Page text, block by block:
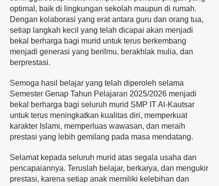
optimal, baik di lingkungan sekolah maupun di rumah.
Dengan kolaborasi yang erat antara guru dan orang tua,
setiap langkah kecil yang telah dicapai akan menjadi
bekal berharga bagi murid untuk terus berkembang
menjadi generasi yang berilmu, berakhlak mulia, dan
berprestasi.
Semoga hasil belajar yang telah diperoleh selama
Semester Genap Tahun Pelajaran 2025/2026 menjadi
bekal berharga bagi seluruh murid SMP IT Al-Kautsar
untuk terus meningkatkan kualitas diri, memperkuat
karakter Islami, memperluas wawasan, dan meraih
prestasi yang lebih gemilang pada masa mendatang.
Selamat kepada seluruh murid atas segala usaha dan
pencapaiannya. Teruslah belajar, berkarya, dan mengukir
prestasi, karena setiap anak memiliki kelebihan dan